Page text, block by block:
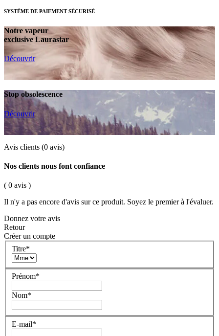
SYSTÈME DE PAIEMENT SÉCURISÉ
Notre vapeur
exclusive Laurastar
Découvrir
Stop obsolescence
Découvrir
Avis clients (0 avis)
Nos clients nous font confiance
( 0 avis )
Il n'y a pas encore d'avis sur ce produit. Soyez le premier à l'évaluer.
Donnez votre avis
Retour
Créer un compte
Titre*
Prénom*
Nom*
E-mail*